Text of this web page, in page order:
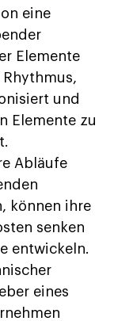
eine
Elemente
und
Elemente zu
Abläufe
können ihre
senken
entwickeln.
eines